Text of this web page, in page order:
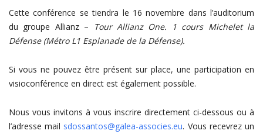
Cette conférence se tiendra le 16 novembre dans l’auditorium
du groupe Allianz –
Tour Allianz One. 1 cours Michelet la
Défense (Métro L1 Esplanade de la Défense).
Si vous ne pouvez être présent sur place, une participation en
visioconférence en direct est également possible.
Nous vous invitons à vous inscrire directement ci-dessous ou à
l’adresse mail sdossantos@galea-associes.eu. Vous recevrez un